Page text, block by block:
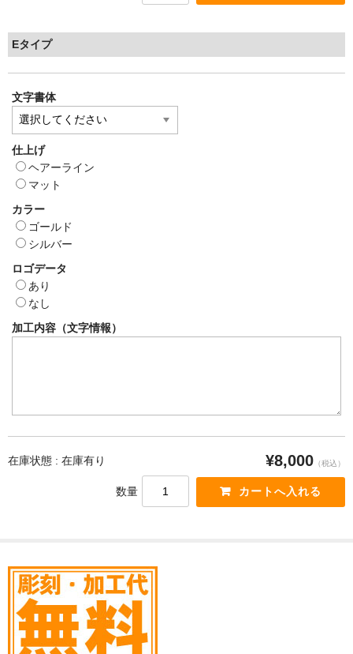
Eタイプ
文字書体
仕上げ
ヘアーライン
マット
カラー
ゴールド
シルバー
ロゴデータ
あり
なし
加工内容（文字情報）
在庫状態 : 在庫有り ¥8,000 （税込）
数量